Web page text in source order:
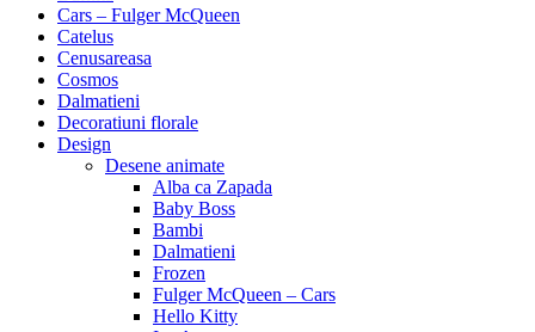
Cars – Fulger McQueen
Catelus
Cenusareasa
Cosmos
Dalmatieni
Decoratiuni florale
Design
Desene animate
Alba ca Zapada
Baby Boss
Bambi
Dalmatieni
Frozen
Fulger McQueen – Cars
Hello Kitty